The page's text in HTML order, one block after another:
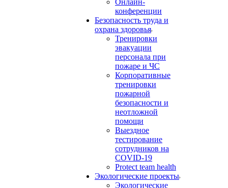
Онлайн-
конференции
Безопасность труда и
охрана здоровья
Тренировки
эвакуации
персонала при
пожаре и ЧС
Корпоративные
тренировки
пожарной
безопасности и
неотложной
помощи
Выездное
тестирование
сотрудников на
COVID-19
Protect team health
Экологические проекты
Экологические